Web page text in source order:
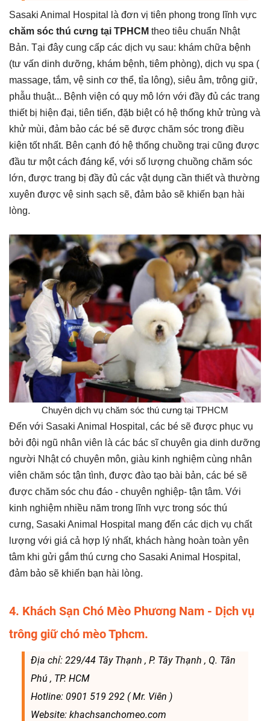
Sasaki Animal Hospital là đơn vị tiên phong trong lĩnh vực
chăm sóc thú cưng tại TPHCM theo tiêu chuẩn Nhật
Bản. Tại đây cung cấp các dịch vụ sau: khám chữa bệnh
(tư vấn dinh dưỡng, khám bệnh, tiêm phòng), dịch vụ spa (
massage, tắm, vệ sinh cơ thể, tỉa lông), siêu âm, trông giữ,
phẫu thuật... Bệnh viện có quy mô lớn với đầy đủ các trang
thiết bị hiện đại, tiên tiến, đặb biệt có hệ thống khử trùng và
khử mùi, đảm bảo các bé sẽ được chăm sóc trong điều
kiện tốt nhất. Bên cạnh đó hệ thống chuồng trại cũng được
đầu tư một cách đáng kể, với số lượng chuồng chăm sóc
lớn, được trang bị đầy đủ các vật dụng cần thiết và thường
xuyên được vệ sinh sạch sẽ, đảm bảo sẽ khiến bạn hài
lòng.
Chuyên dịch vụ chăm sóc thú cưng tại TPHCM
Đến với Sasaki Animal Hospital, các bé sẽ được phục vụ
bởi đội ngũ nhân viên là các bác sĩ chuyên gia dinh dưỡng
người Nhật có chuyên môn, giàu kinh nghiệm cùng nhân
viên chăm sóc tận tình, được đào tạo bài bản, các bé sẽ
được chăm sóc chu đáo - chuyên nghiệp- tận tâm. Với
kinh nghiệm nhiều năm trong lĩnh vực trong sóc thú
cưng, Sasaki Animal Hospital mang đến các dịch vụ chất
lượng với giá cả hợp lý nhất, khách hàng hoàn toàn yên
tâm khi gửi gắm thú cưng cho Sasaki Animal Hospital,
đảm bảo sẽ khiến bạn hài lòng.
4. Khách Sạn Chó Mèo Phương Nam - Dịch vụ
trông giữ chó mèo Tphcm.
Địa chỉ: 229/44 Tây Thạnh , P. Tây Thạnh , Q. Tân
Phú , TP. HCM
Hotline: 0901 519 292 ( Mr. Viên )
Website: khachsanchomeo.com